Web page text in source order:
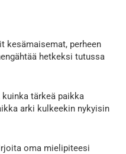
kesämaisemat, perheen
hetkeksi tutussa
tärkeä paikka
arki kulkeekin nykyisin
oma mielipiteesi